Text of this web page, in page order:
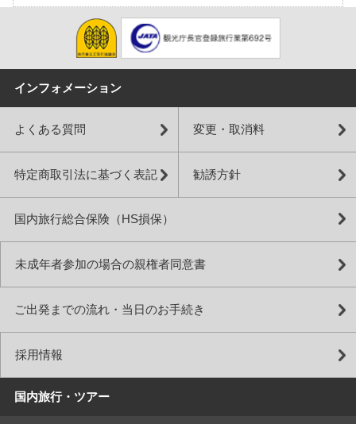
インフォメーション
よくある質問 変更・取消料
特定商取引法に基づく表記 勧誘方針
国内旅行総合保険（HS損保）
未成年者参加の場合の親権者同意書
ご出発までの流れ・当日のお手続き
採用情報
国内旅行・ツアー